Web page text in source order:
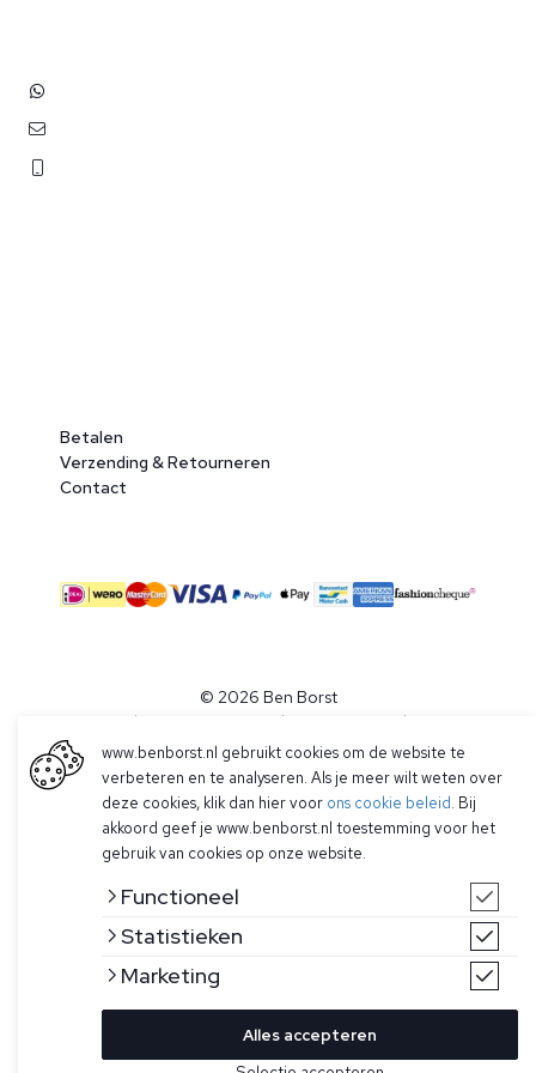
Betalen
Verzending & Retourneren
Contact
© 2026 Ben Borst
Algemene voorwaarden Privacy Policy
www.benborst.nl gebruikt cookies om de website te
verbeteren en te analyseren. Als je meer wilt weten over
deze cookies, klik dan hier voor ons cookie beleid. Bij
akkoord geef je www.benborst.nl toestemming voor het
gebruik van cookies op onze website.
Functioneel
Statistieken
Marketing
Alles accepteren